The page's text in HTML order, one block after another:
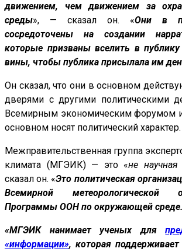
движением, чем движением за
среды», — сказал он. «Они в
сосредоточены на создании
которые призваны вселить в
вины, чтобы публика присылала им
Он сказал, что они в основном
дверями с другими политическими
Всемирным экономическим форумом и
основном носят политический характер.
Межправительственная группа
климата (МГЭИК) — это «не научная
сказал он. «Это политическая
Всемирной метеорологической
Программы ООН по окружающей среде.
«МГЭИК нанимает ученых для
«информации», которая поддерживает